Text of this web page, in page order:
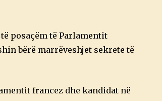
posaçëm të Parlamentit
bërë marrëveshjet sekrete të
francez dhe kandidat në